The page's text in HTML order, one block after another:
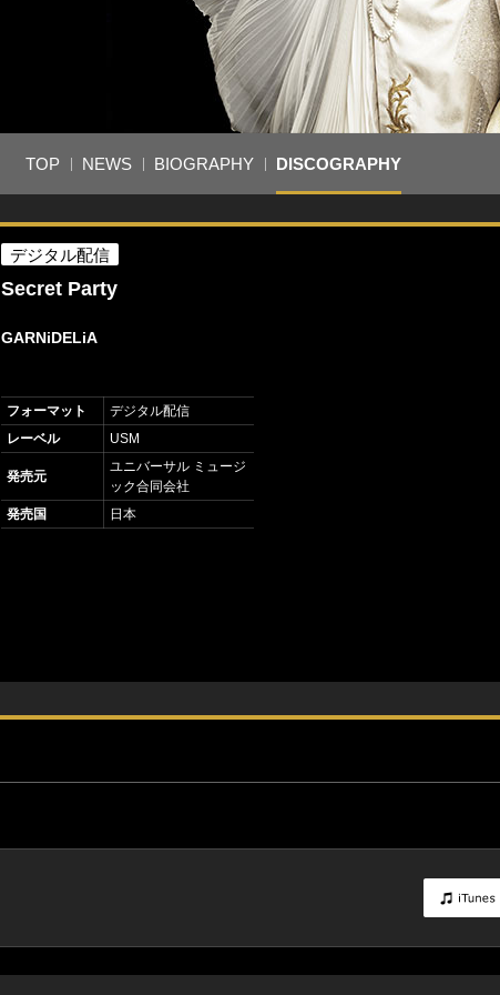
TOP NEWS BIOGRAPHY DISCOGRAPHY
デジタル配信
Secret Party
GARNiDELiA
フォーマット
デジタル配信
レーベル
USM
発売元
ユニバーサル ミュージ
ック合同会社
発売国
日本